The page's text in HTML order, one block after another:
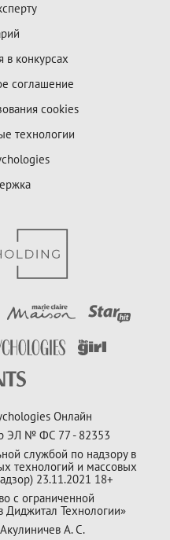
в конкурсах
соглашение
cookies
технологии
Онлайн
ЭЛ № ФС 77 - 82353
службой по надзору в
технологий и массовых
23.11.2021 18+
с ограниченной
Диджитал Технологии»
А. С.